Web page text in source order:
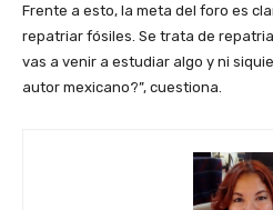
Frente a esto, la meta del foro es
repatriar fósiles. Se trata de
vas a venir a estudiar algo y ni
autor mexicano?”, cuestiona.